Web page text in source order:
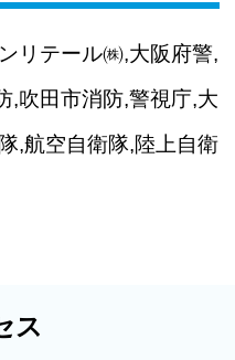
リテール㈱,大阪府警,
,吹田市消防,警視庁,大
,航空自衛隊,陸上自衛
ス